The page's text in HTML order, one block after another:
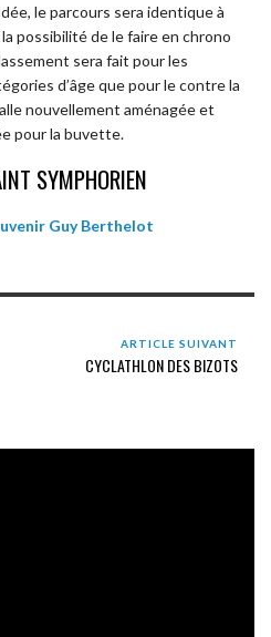
le parcours sera identique à
possibilité de le faire en chrono
sera fait pour les
d’âge que pour le contre la
nouvellement aménagée et
pour la buvette.
SYMPHORIEN
Guy Berthelot
ARTICLE SUIVANT
CYCLATHLON DES BIZOTS